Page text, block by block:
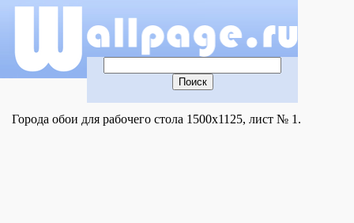
Города обои для рабочего стола 1500x1125, лист № 1.